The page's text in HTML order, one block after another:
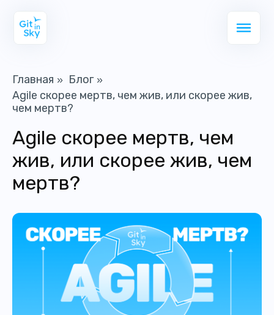
Главная » Блог »
Agile скорее мертв, чем жив, или скорее жив,
чем мертв?
Agile скорее мертв, чем
жив, или скорее жив, чем
мертв?